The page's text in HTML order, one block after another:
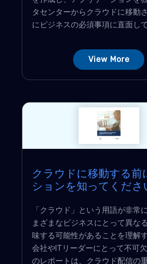
タセンターからクラウドに移動
にビジネスの必須事項に直面して
View More
クラウドに移動する前
ションを知ってくださ
「クラウド」という用語が非常
まざまなビジネスにとって異な
味する可能性があることを理解
会社やITリーダーにとって不可
のレポートは、クラウド配信の